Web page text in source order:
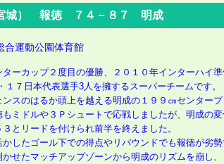
） 報徳 ７４－８７ 明成
合運動公園体育館
ターカップ２度目の優勝、２０１０年インターハイ
７日本代表選手3人を擁するスーパーチームです。
ンスのはるか頭上を越える明成の１９９㎝センター
ミドルや３Ｐシュートで応戦しましたが、明成の
とリードを付けられ前半を終えました。
かしたゴール下での得点やリバウンドでも報徳が劣
せたマッチアップゾーンから明成のリズムを崩し